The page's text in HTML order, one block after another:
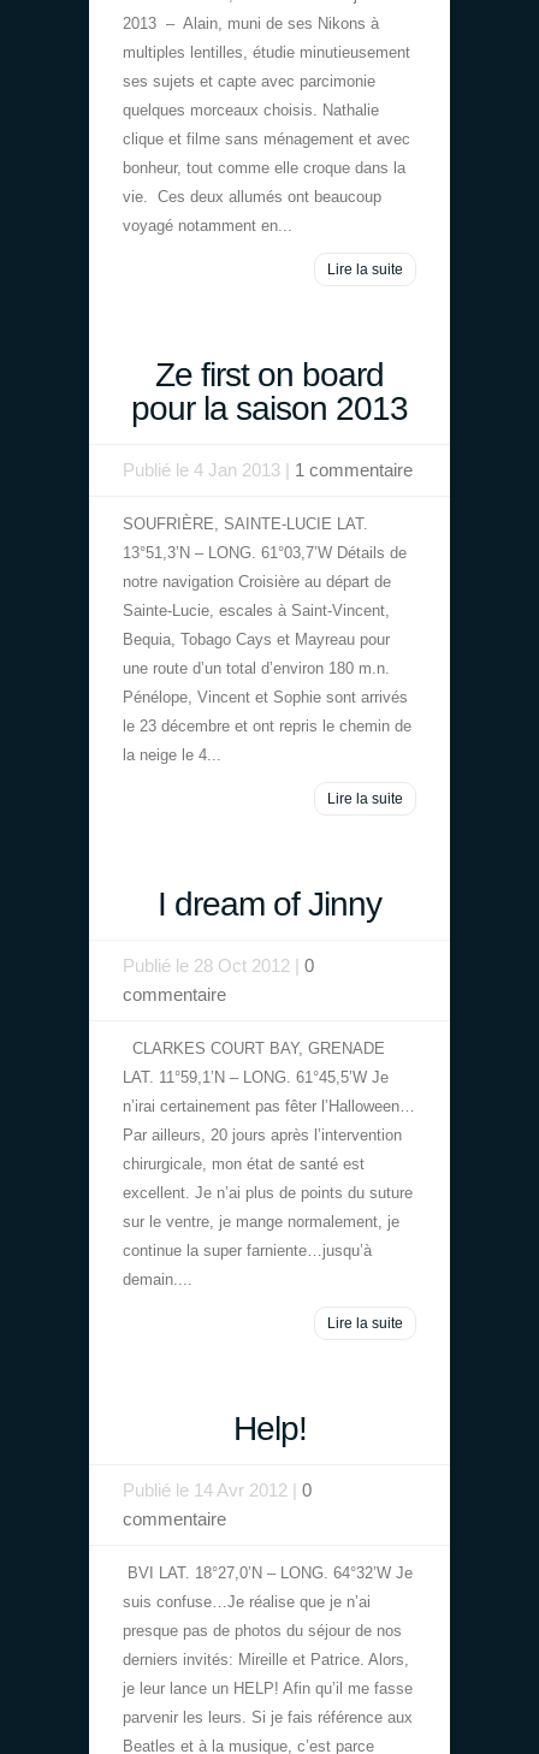
2013 – Alain, muni de ses Nikons à
multiples lentilles, étudie minutieusement
ses sujets et capte avec parcimonie
quelques morceaux choisis. Nathalie
clique et filme sans ménagement et avec
bonheur, tout comme elle croque dans la
vie. Ces deux allumés ont beaucoup
voyagé notamment en...
Lire la suite
Ze first on board
pour la saison 2013
Publié le 4 Jan 2013 | 1 commentaire
SOUFRIÈRE, SAINTE-LUCIE LAT.
13°51,3’N – LONG. 61°03,7’W Détails de
notre navigation Croisière au départ de
Sainte-Lucie, escales à Saint-Vincent,
Bequia, Tobago Cays et Mayreau pour
une route d’un total d’environ 180 m.n.
Pénélope, Vincent et Sophie sont arrivés
le 23 décembre et ont repris le chemin de
la neige le 4...
Lire la suite
I dream of Jinny
Publié le 28 Oct 2012 | 0
commentaire
CLARKES COURT BAY, GRENADE
LAT. 11°59,1’N – LONG. 61°45,5’W Je
n’irai certainement pas fêter l’Halloween…
Par ailleurs, 20 jours après l’intervention
chirurgicale, mon état de santé est
excellent. Je n’ai plus de points du suture
sur le ventre, je mange normalement, je
continue la super farniente…jusqu’à
demain....
Lire la suite
Help!
Publié le 14 Avr 2012 | 0
commentaire
BVI LAT. 18°27,0’N – LONG. 64°32’W Je
suis confuse…Je réalise que je n’ai
presque pas de photos du séjour de nos
derniers invités: Mireille et Patrice. Alors,
je leur lance un HELP! Afin qu’il me fasse
parvenir les leurs. Si je fais référence aux
Beatles et à la musique, c’est parce